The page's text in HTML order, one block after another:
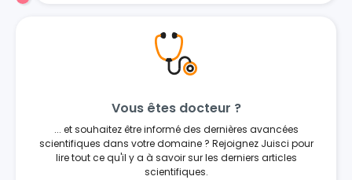
Vous êtes docteur ?
... et souhaitez être informé des dernières avancées
scientifiques dans votre domaine ? Rejoignez Juisci pour
lire tout ce qu'il y a à savoir sur les derniers articles
scientifiques.